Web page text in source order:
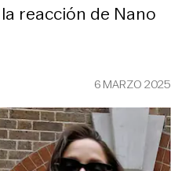
reacción de Nano
6 MARZO 2025